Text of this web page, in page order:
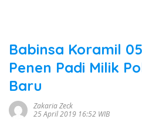
Babinsa Koramil
Penen Padi Milik
Baru
Zakaria Zeck
25 April 2019 16:52 WIB